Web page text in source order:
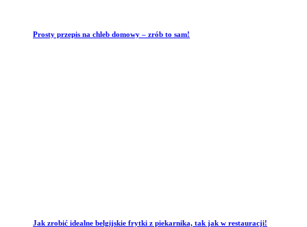
Prosty przepis na chleb domowy – zrób to sam!
Jak zrobić idealne belgijskie frytki z piekarnika, tak jak w restauracji!